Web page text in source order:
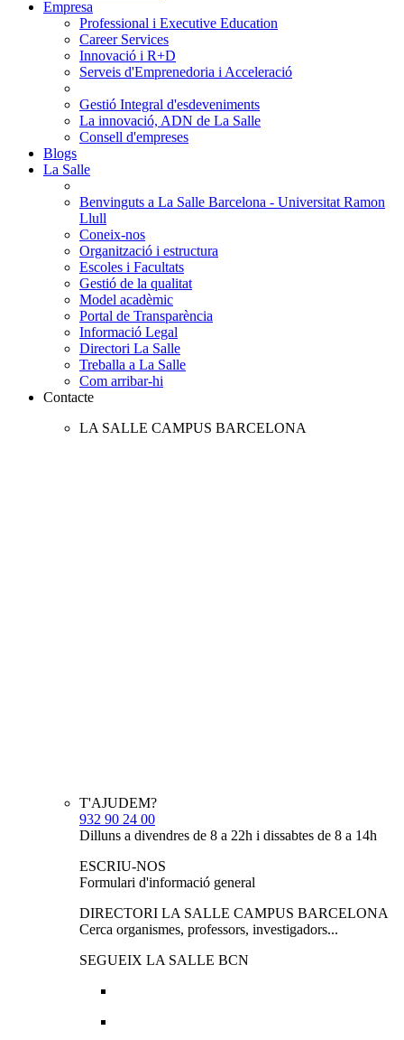
Empresa
Professional i Executive Education
Career Services
Innovació i R+D
Serveis d'Emprenedoria i Acceleració
Gestió Integral d'esdeveniments
La innovació, ADN de La Salle
Consell d'empreses
Blogs
La Salle
Benvinguts a La Salle Barcelona - Universitat Ramon
Llull
Coneix-nos
Organització i estructura
Escoles i Facultats
Gestió de la qualitat
Model acadèmic
Portal de Transparència
Informació Legal
Directori La Salle
Treballa a La Salle
Com arribar-hi
Contacte
LA SALLE CAMPUS BARCELONA
T'AJUDEM?
932 90 24 00
Dilluns a divendres de 8 a 22h i dissabtes de 8 a 14h
ESCRIU-NOS
Formulari d'informació general
DIRECTORI LA SALLE CAMPUS BARCELONA
Cerca organismes, professors, investigadors...
SEGUEIX LA SALLE BCN